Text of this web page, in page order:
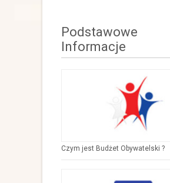
Podstawowe
Informacje
Czym jest Budżet Obywatelski ?